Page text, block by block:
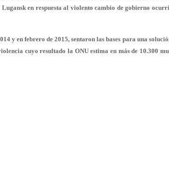
en respuesta al violento cambio de gobierno
y en febrero de 2015, sentaron las bases para una
cuyo resultado la ONU estima en más de 10.300